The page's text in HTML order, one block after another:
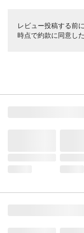
レビュー投稿する前
時点で約款に同意し